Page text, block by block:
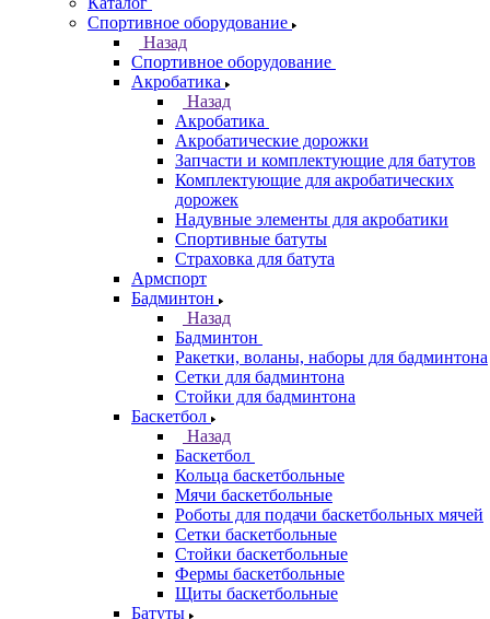
Спортивное оборудование
Назад
Спортивное оборудование
Акробатика
Назад
Акробатика
Акробатические дорожки
Запчасти и комплектующие для батутов
Комплектующие для акробатических
дорожек
Надувные элементы для акробатики
Спортивные батуты
Страховка для батута
Армспорт
Бадминтон
Назад
Бадминтон
Ракетки, воланы, наборы для бадминтона
Сетки для бадминтона
Стойки для бадминтона
Баскетбол
Назад
Баскетбол
Кольца баскетбольные
Мячи баскетбольные
Роботы для подачи баскетбольных мячей
Сетки баскетбольные
Стойки баскетбольные
Фермы баскетбольные
Щиты баскетбольные
Батуты